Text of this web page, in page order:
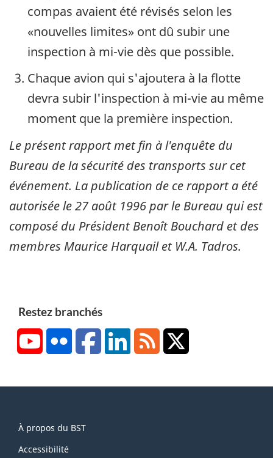
compas avaient été révisés selon les
«nouvelles limites» ont dû subir une
inspection à mi-vie dès que possible.
Chaque avion qui s'ajoutera à la flotte
devra subir l'inspection à mi-vie au même
moment que la première inspection.
Le présent rapport met fin à l'enquête du
Bureau de la sécurité des transports sur cet
événement. La publication de ce rapport a été
autorisée le27 août 1996par le Bureau qui est
composé du Président Benoît Bouchard et des
membres Maurice Harquail et W.A. Tadros.
Restez branchés
YouTubeFlickr FacebookLinkedInRSS
this
site
À propos du BST
Accessibilité